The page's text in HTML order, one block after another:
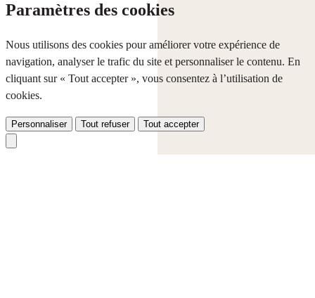
Paramètres des cookies
Nous utilisons des cookies pour améliorer votre expérience de
navigation, analyser le trafic du site et personnaliser le contenu. En
cliquant sur « Tout accepter », vous consentez à l’utilisation de
cookies.
Personnaliser Tout refuser Tout accepter